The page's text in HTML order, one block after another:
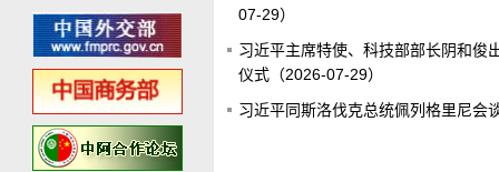
07-29）
习近平主席特使、科技部部长阴和俊
仪式（2026-07-29）
习近平同斯洛伐克总统佩列格里尼会